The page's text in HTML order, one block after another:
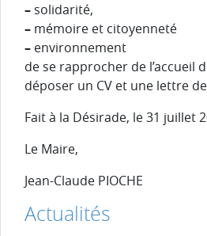
– solidarité,
– mémoire et citoyenneté
– environnement
de se rapprocher de l’accueil
déposer un CV et une lettre
Fait à la Désirade, le 31 juillet
Le Maire,
Jean-Claude PIOCHE
Actualités